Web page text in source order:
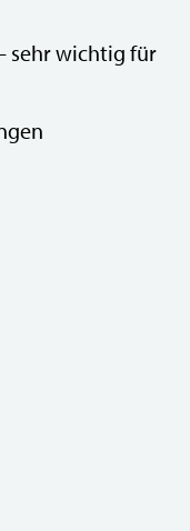
sehr wichtig für